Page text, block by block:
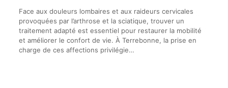
Face aux douleurs lombaires et aux raideurs cervicales
provoquées par l’arthrose et la sciatique, trouver un
traitement adapté est essentiel pour restaurer la mobilité
et améliorer le confort de vie. À Terrebonne, la prise en
charge de ces affections privilégie…